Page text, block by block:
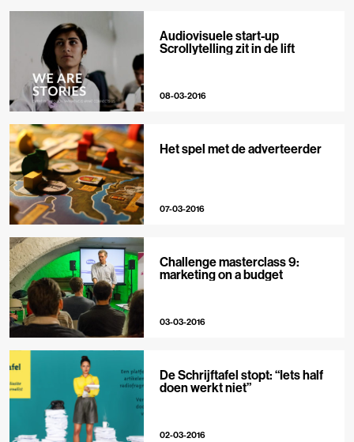
Audiovisuele start-up
Scrollytelling zit in de lift
08-03-2016
Het spel met de adverteerder
07-03-2016
Challenge masterclass 9:
marketing on a budget
03-03-2016
De Schrijftafel stopt: “Iets half
doen werkt niet”
02-03-2016